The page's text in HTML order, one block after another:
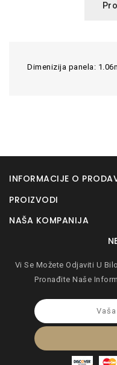
Dimenizija panela:
INFORMACIJE O
PROIZVODI
NAŠA KOMPANIJA
Vi Se Možete Odjaviti U
Pronađite Naše